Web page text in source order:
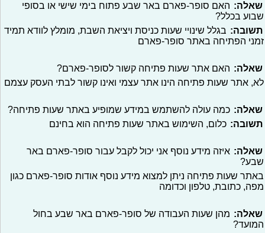
שאלה: האם סופר-פארם באר שבע פתוח בימי שישי או בסופי
שבוע בכלל?
תשובה: בגלל שינויי שעות כניסת ויציאת השבת, מומלץ לוודא תמיד
זמני הפתיחה באתר סופר-פארם
שאלה: האם אתר שעות פתיחה קשור לסופר-פארם?
לא, אתר שעות פתיחה הינו אתר עצמי ואינו קשור לבתי העסק עצמם
שאלה: כמה עולה להשתמש במידע שמופיע באתר שעות פתיחה?
תשובה: כלום, השימוש באתר שעות פתיחה הוא בחינם
שאלה: איזה מידע נוסף אני יכול לקבל עבור סופר-פארם באר
שבע?
באתר שעות פתיחה ניתן למצוא מידע נוסף אודות סופר-פארם כגון
מפה, כתובת, טלפון וכדומה
שאלה: מהן שעות העבודה של סופר-פארם באר שבע בחול
המועד?